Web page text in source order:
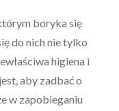
boryka się
do nich nie tylko
higiena i
aby zadbać o
w zapobieganiu